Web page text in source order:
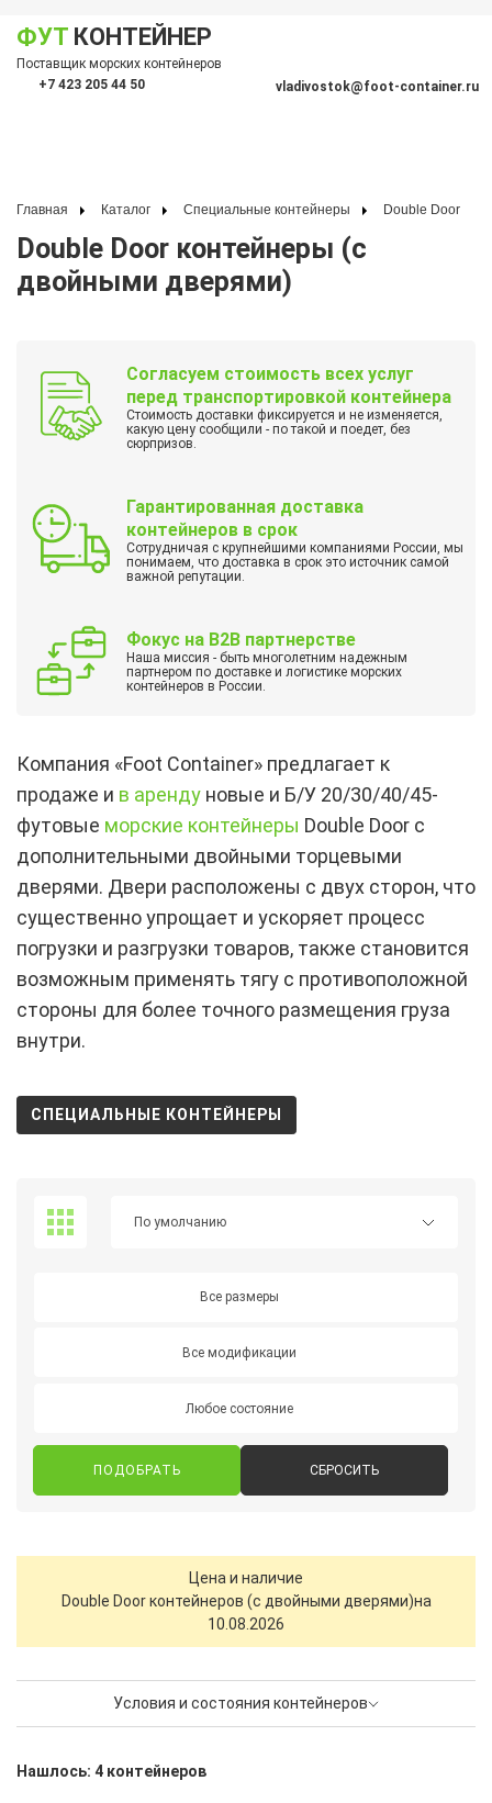
ФУТ КОНТЕЙНЕР
Поставщик морских контейнеров
+7 423 205 44 50
vladivostok@foot-container.ru
Главная Каталог Специальные контейнеры Double Door
Double Door контейнеры (с
двойными дверями)
Согласуем стоимость всех услуг
перед транспортировкой контейнера
Стоимость доставки фиксируется и не изменяется,
какую цену сообщили - по такой и поедет, без
сюрпризов.
Гарантированная доставка
контейнеров в срок
Сотрудничая с крупнейшими компаниями России, мы
понимаем, что доставка в срок это источник самой
важной репутации.
Фокус на B2B партнерстве
Наша миссия - быть многолетним надежным
партнером по доставке и логистике морских
контейнеров в России.
Компания «Foot Container» предлагает к
продаже и в аренду новые и Б/У 20/30/40/45-
футовые морские контейнеры Double Door с
дополнительными двойными торцевыми
дверями. Двери расположены с двух сторон, что
существенно упрощает и ускоряет процесс
погрузки и разгрузки товаров, также становится
возможным применять тягу с противоположной
стороны для более точного размещения груза
внутри.
СПЕЦИАЛЬНЫЕ КОНТЕЙНЕРЫ
Все размеры
Все модификации
Любое состояние
СБРОСИТЬ
Цена и наличие
Double Door контейнеров (с двойными дверями)на
10.08.2026
Условия и состояния контейнеров
Нашлось: 4 контейнеров
меню